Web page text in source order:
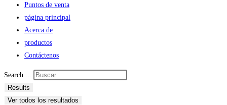
Puntos de venta
página principal
Acerca de
productos
Contáctenos
Search ...
Results
Ver todos los resultados